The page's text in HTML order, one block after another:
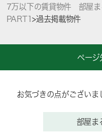
7万以下の賃貸物件 部屋ま
PART1>過去掲載物件
ページ
お気づきの点がございま
部屋ま